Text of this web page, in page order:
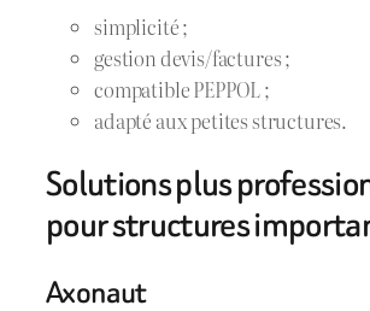
simplicité ;
gestion devis/factures ;
compatible PEPPOL ;
adapté aux petites structures.
Solutions plus
pour structures
Axonaut